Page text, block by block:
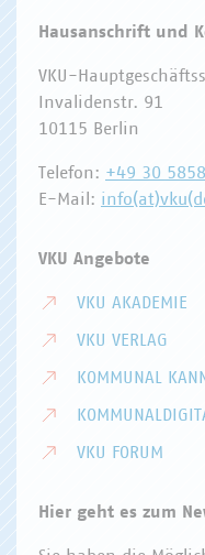
Hausanschrift und
VKU-
Invalidenstr. 91
10115 Berlin
Telefon: +49 30
E-Mail:
VKU Angebote
VKU AKADEMIE
VKU VERLAG
KOMMUNAL KANN
VKU FORUM
Hier geht es zum